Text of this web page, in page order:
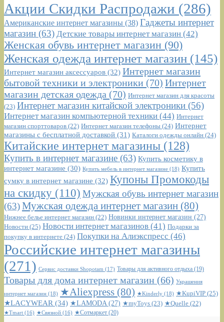
Акции Скидки Распродажи (286)
Американские интернет магазины (38) Гаджеты интернет
магазин (63) Детские товары интернет магазин (42)
Женская обувь интернет магазин (90)
Женская одежда интернет магазин (145)
Интернет магазин аксессуаров (32) Интернет магазин
бытовой техники и электроники (70) Интернет
магазин детская одежда (70) Интернет магазин для красоты
(23) Интернет магазин китайской электроники (56)
Интернет магазин компьютерной техники (44) Интернет
магазин спорттоваров (22) Интернет магазин телефоны (24) Интернет
магазины с бесплатной доставкой (31) Каталоги одежды онлайн (24)
Китайские интернет магазины (128)
Купить в интернет магазине (63) Купить косметику в
интернет магазине (30) Купить мебель в интернет магазине (18) Купить
сумку в интернет магазине (32) Купоны Промокоды
на скидку (110) Мужская обувь интернет магазин
(63)Мужская одежда интернет магазин (80)
Нижнее белье интернет магазин (22) Новинки интернет магазин (27)
Новости (25) Новости интернет магазинов (41) Подарки за
покупку в интернете (24) Покупки на Алиэкспресс (46)
Российские интернет магазины
(271) Сервис доставки Shopotam (17) Товары для активного отдыха (19)
Товары для дома интернет магазин (66) Украшения
интернет магазин (18) ★Aliexpress (80) ★Kinderly (18) ★KupiVIP (25)
★LACYWEAR (34) ★LAMODA(27) ★myToys (23) ★Quelle (22)
★Tmart (16) ★Связной (16) ★Сотмаркет (20)